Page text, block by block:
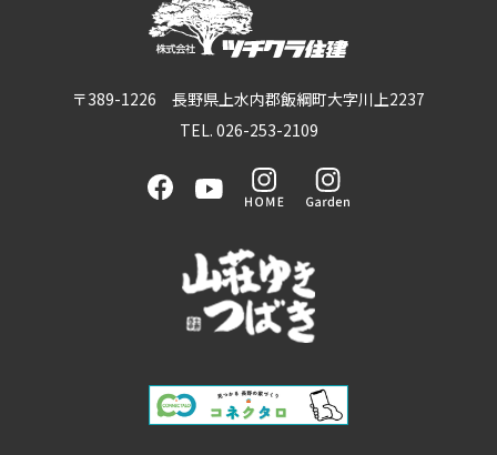
〒389-1226 長野県上水内郡飯綱町大字川上2237
TEL. 026-253-2109